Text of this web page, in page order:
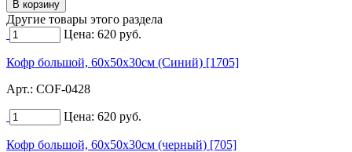
Другие товары этого раздела
Цена: 620 руб.
Кофр большой, 60х50х30см (Синий) [1705]
Арт.: COF-0428
Цена: 620 руб.
Кофр большой, 60х50х30см (черный) [705]